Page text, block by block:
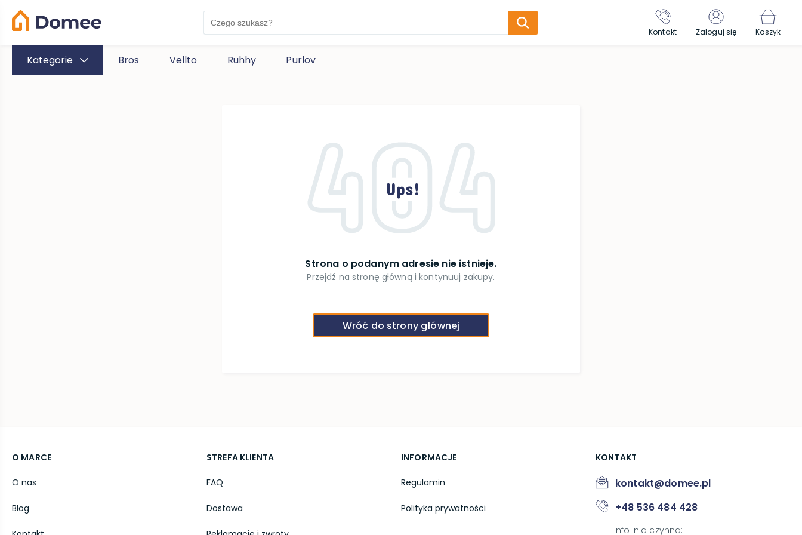
Kontakt Zaloguj się Koszyk
Kategorie Bros Vellto Ruhhy Purlov
Strona o podanym adresie nie istnieje.
Przejdź na stronę główną i kontynuuj zakupy.
Wróć do strony głównej
O MARCE
O nas
Blog
STREFA KLIENTA
FAQ
Dostawa
INFORMACJE
Regulamin
Polityka prywatności
KONTAKT
kontakt@domee.pl
+48 536 484 428
Infolinia czynna: